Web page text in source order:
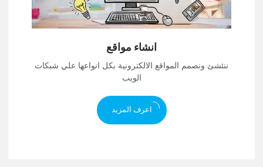
انشاء مواقع
ننئشئ ونصمم المواقع الالكترونية بكل انواعها علي شبكات
الويب
اعرف المزيد